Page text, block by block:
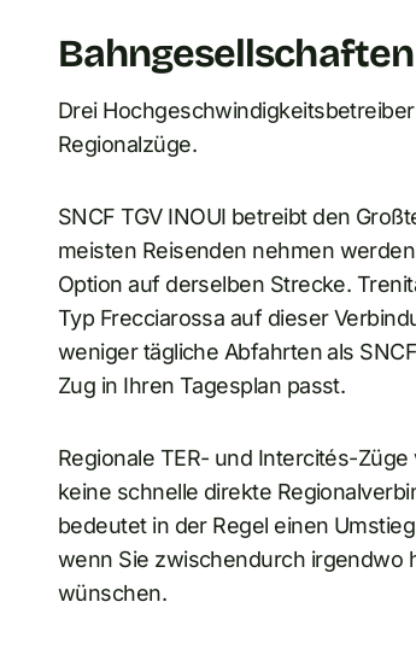
Drei
Regionalzüge.
SNCF TGV INOUI betreibt den
meisten Reisenden nehmen
Option auf derselben Strecke.
Typ Frecciarossa auf dieser
weniger tägliche Abfahrten als
Zug in Ihren Tagesplan passt.
Regionale TER- und Intercités-
keine schnelle direkte
bedeutet in der Regel einen
wenn Sie zwischendurch irgendwo
wünschen.